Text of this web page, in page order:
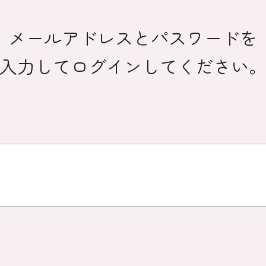
メールアドレスとパスワードを
入力してログインしてください。